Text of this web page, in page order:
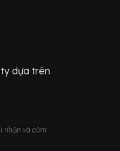
dựa trên
nhận và cảm